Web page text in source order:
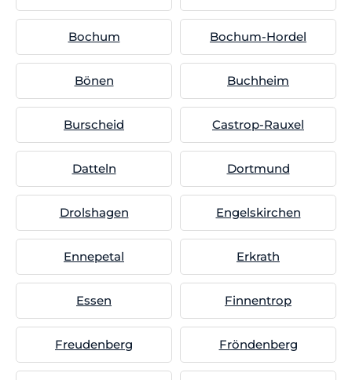
Bochum Bochum-Hordel
Bönen Buchheim
Burscheid Castrop-Rauxel
Datteln Dortmund
Drolshagen Engelskirchen
Ennepetal Erkrath
Essen Finnentrop
Freudenberg Fröndenberg